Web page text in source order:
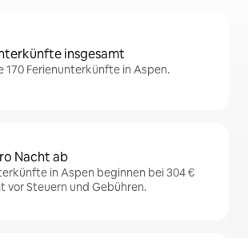
insgesamt
170 Ferienunterkünfte in Aspen.
Nacht ab
in Aspen beginnen bei 304 €
vor Steuern und Gebühren.